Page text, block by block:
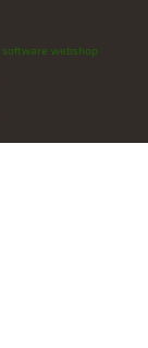
software webshop